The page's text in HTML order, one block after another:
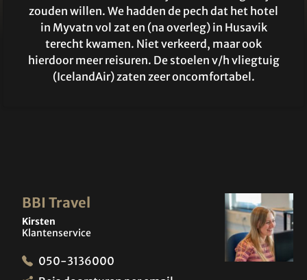
zouden willen. We hadden de pech dat het hotel
in Myvatn vol zat en (na overleg) in Husavik
terecht kwamen. Niet verkeerd, maar ook
hierdoor meer reisuren. De stoelen v/h vliegtuig
(IcelandAir) zaten zeer oncomfortabel.
BBI Travel
Kirsten
Klantenservice
050-3136000